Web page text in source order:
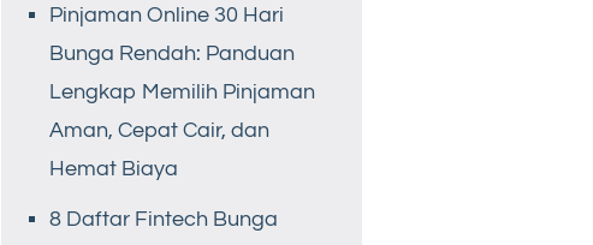
Pinjaman Online 30 Hari
Bunga Rendah: Panduan
Lengkap Memilih Pinjaman
Aman, Cepat Cair, dan
Hemat Biaya
8 Daftar Fintech Bunga